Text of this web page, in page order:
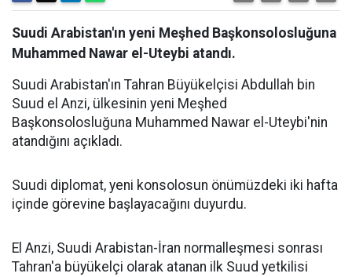
Suudi Arabistan'ın yeni Meşhed Başkonsolosluğuna
Muhammed Nawar el-Uteybi atandı.
Suudi Arabistan'ın Tahran Büyükelçisi Abdullah bin
Suud el Anzi, ülkesinin yeni Meşhed
Başkonsolosluğuna Muhammed Nawar el-Uteybi'nin
atandığını açıkladı.
Suudi diplomat, yeni konsolosun önümüzdeki iki hafta
içinde görevine başlayacağını duyurdu.
El Anzi, Suudi Arabistan-İran normalleşmesi sonrası
Tahran'a büyükelçi olarak atanan ilk Suud yetkilisi